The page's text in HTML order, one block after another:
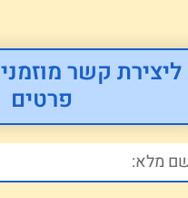
ליצירת קשר
פרטים